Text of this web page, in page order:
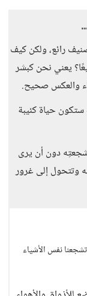
رائع، ولكن كيف
يعني نحن كبشر
والعكس صحيح.
حياة كئيبة
دون أن يرى
وتتحول إلى غرور
نفس الأشياء